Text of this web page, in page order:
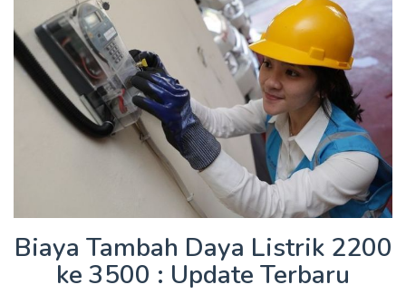
Biaya Tambah Daya Listrik 2200
ke 3500 : Update Terbaru